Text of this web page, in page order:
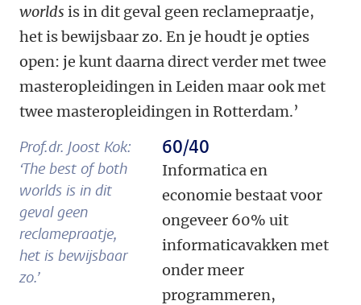
worlds is in dit geval geen reclamepraatje,
het is bewijsbaar zo. En je houdt je opties
open: je kunt daarna direct verder met twee
masteropleidingen in Leiden maar ook met
twee masteropleidingen in Rotterdam.’
Prof.dr. Joost Kok:
‘The best of both
worlds is in dit
geval geen
reclamepraatje,
het is bewijsbaar
zo.’
60/40
Informatica en
economie bestaat voor
ongeveer 60% uit
informaticavakken met
onder meer
programmeren,